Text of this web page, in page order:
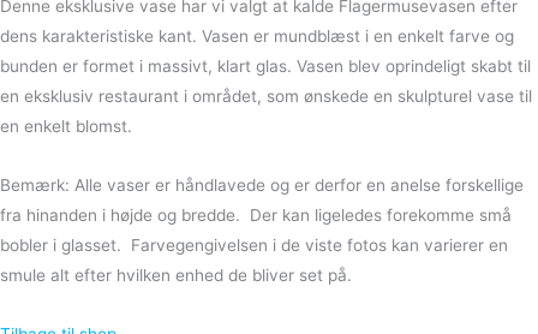
Denne eksklusive vase har vi valgt at kalde Flagermusevasen efter
dens karakteristiske kant. Vasen er mundblæst i en enkelt farve og
bunden er formet i massivt, klart glas. Vasen blev oprindeligt skabt til
en eksklusiv restaurant i området, som ønskede en skulpturel vase til
en enkelt blomst.
Bemærk: Alle vaser er håndlavede og er derfor en anelse forskellige
fra hinanden i højde og bredde. Der kan ligeledes forekomme små
bobler i glasset. Farvegengivelsen i de viste fotos kan varierer en
smule alt efter hvilken enhed de bliver set på.